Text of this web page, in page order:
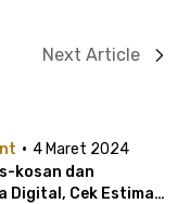
Next Article
· 4 Maret 2024
kosan dan
Digital, Cek Estimasi